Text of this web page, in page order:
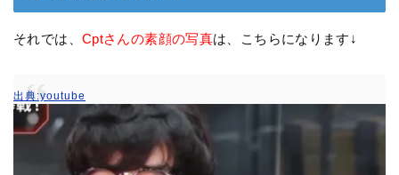
それでは、 Cptさんの素顔の写真は、こちらになります↓
出典:youtube